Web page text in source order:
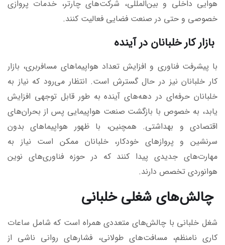
هوایی داخلی و بین‌المللی، شرکت‌های چارتر، خدمات پروازی
خصوصی و حتی در صنعت فضایی فعالیت کنند.
بازار کار خلبانان در آینده
با پیشرفت فناوری و افزایش تعداد هواپیماهای مسافربری، بازار
کار خلبانان نیز در حال گسترش است. انتظار می‌رود که نیاز به
خلبانان حرفه‌ای در دهه‌های آینده به طور قابل توجهی افزایش
یابد، به خصوص با بازگشت صنعت هواپیمایی پس از بحران‌های
اقتصادی و بهداشتی. همچنین، با ظهور هواپیماهای بدون
سرنشین و پروازهای خودکار، خلبانان ممکن است نیاز به
مهارت‌های جدیدی پیدا کنند که در حوزه فناوری‌های نوین
هوانوردی تخصص دارند.
چالش‌های شغلی خلبانی
شغل خلبانی با چالش‌های متعددی همراه است که شامل ساعات
کاری نامنظم، مسافت‌های طولانی، فشارهای روانی ناشی از